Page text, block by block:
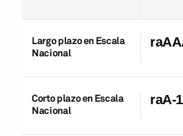
Largo plazo en Escala
Nacional
Corto plazo en Escala
Nacional
raA-